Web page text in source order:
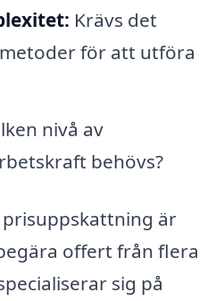
Krävs det
för att utföra
nivå av
behövs?
är
offert från flera
sig på